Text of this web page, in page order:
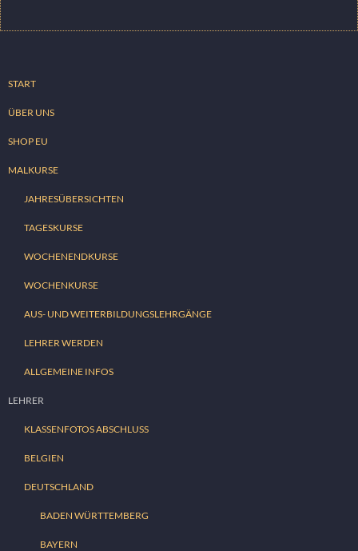
START
ÜBER UNS
SHOP EU
MALKURSE
JAHRESÜBERSICHTEN
TAGESKURSE
WOCHENENDKURSE
WOCHENKURSE
AUS- UND WEITERBILDUNGSLEHRGÄNGE
LEHRER WERDEN
ALLGEMEINE INFOS
LEHRER
KLASSENFOTOS ABSCHLUSS
BELGIEN
DEUTSCHLAND
BADEN WÜRTTEMBERG
BAYERN